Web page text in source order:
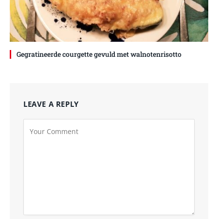
Gegratineerde courgette gevuld met walnotenrisotto
LEAVE A REPLY